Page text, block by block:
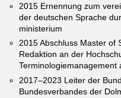
2015 Ernennung zum
der deutschen Sprache
ministerium
2015 Abschluss Master of
Redaktion an der
Terminologie­management
2017–2023 Leiter der
Bundes­ver­bandes der